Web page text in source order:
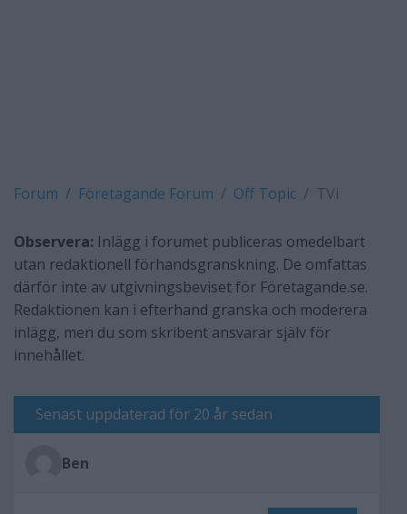
Forum Företagande Forum Off Topic TVi
Observera: Inlägg i forumet publiceras omedelbart
utan redaktionell förhandsgranskning. De omfattas
därför inte av utgivningsbeviset för Företagande.se.
Redaktionen kan i efterhand granska och moderera
inlägg, men du som skribent ansvarar själv för
innehållet.
Senast uppdaterad för 20 år sedan
Ben